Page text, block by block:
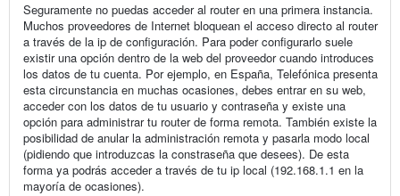
Seguramente no puedas acceder al router en una primera instancia.
Muchos proveedores de Internet bloquean el acceso directo al router
a través de la ip de configuración. Para poder configurarlo suele
existir una opción dentro de la web del proveedor cuando introduces
los datos de tu cuenta. Por ejemplo, en España, Telefónica presenta
esta circunstancia en muchas ocasiones, debes entrar en su web,
acceder con los datos de tu usuario y contraseña y existe una
opción para administrar tu router de forma remota. También existe la
posibilidad de anular la administración remota y pasarla modo local
(pidiendo que introduzcas la constraseña que desees). De esta
forma ya podrás acceder a través de tu ip local (192.168.1.1 en la
mayoría de ocasiones).